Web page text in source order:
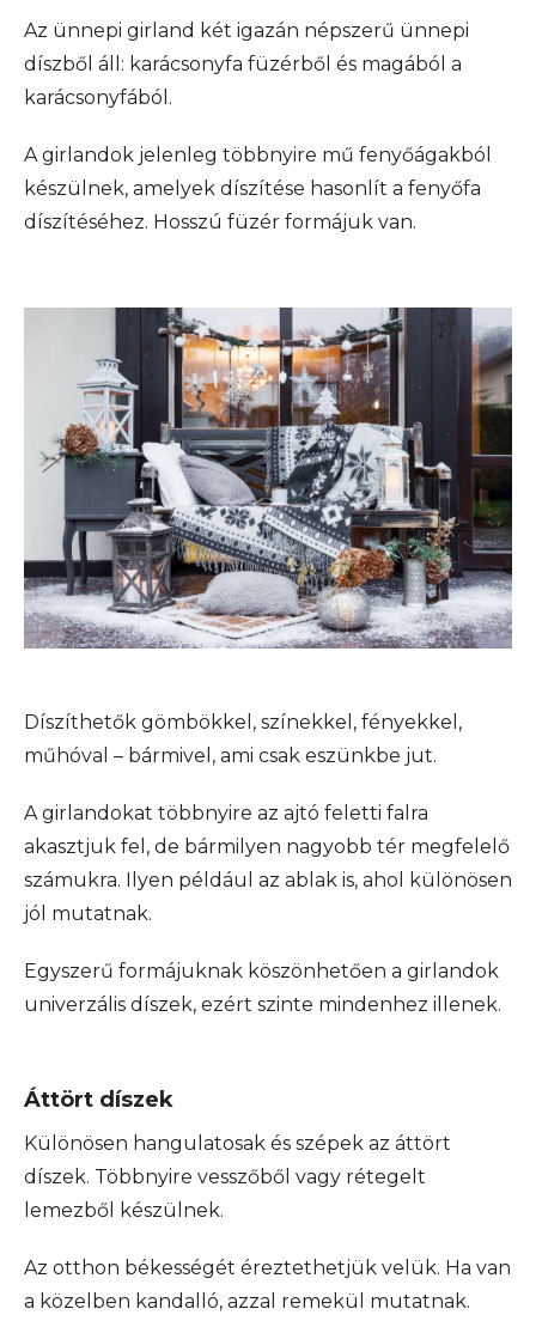
Az ünnepi girland két igazán népszerű ünnepi
díszből áll: karácsonyfa füzérből és magából a
karácsonyfából.
A girlandok jelenleg többnyire mű fenyőágakból
készülnek, amelyek díszítése hasonlít a fenyőfa
díszítéséhez. Hosszú füzér formájuk van.
Díszíthetők gömbökkel, színekkel, fényekkel,
műhóval – bármivel, ami csak eszünkbe jut.
A girlandokat többnyire az ajtó feletti falra
akasztjuk fel, de bármilyen nagyobb tér megfelelő
számukra. Ilyen például az ablak is, ahol különösen
jól mutatnak.
Egyszerű formájuknak köszönhetően a girlandok
univerzális díszek, ezért szinte mindenhez illenek.
Áttört díszek
Különösen hangulatosak és szépek az áttört
díszek. Többnyire vesszőből vagy rétegelt
lemezből készülnek.
Az otthon békességét éreztethetjük velük. Ha van
a közelben kandalló, azzal remekül mutatnak.